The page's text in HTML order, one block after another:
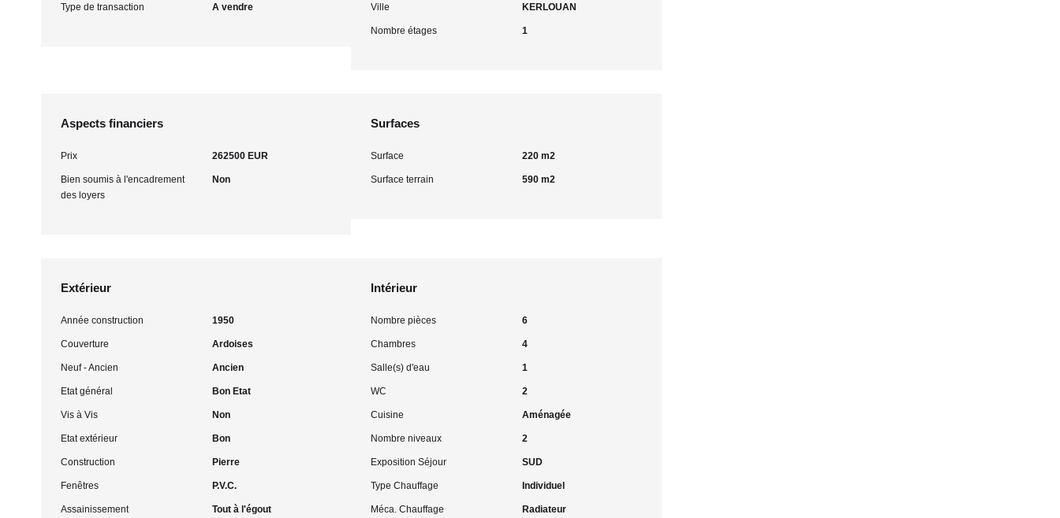
Type de transaction A vendre Ville KERLOUAN
Nombre étages 1
Aspects financiers
Prix 262500 EUR
Bien soumis à l'encadrement
des loyers
Non
Surfaces
Surface 220 m2
Surface terrain 590 m2
Extérieur
Année construction 1950
Couverture Ardoises
Neuf - Ancien Ancien
Etat général Bon Etat
Vis à Vis Non
Etat extérieur Bon
Construction Pierre
Fenêtres P.V.C.
Assainissement Tout à l'égout
Intérieur
Nombre pièces 6
Chambres 4
Salle(s) d'eau 1
WC 2
Cuisine Aménagée
Nombre niveaux 2
Exposition Séjour SUD
Type Chauffage Individuel
Méca. Chauffage Radiateur